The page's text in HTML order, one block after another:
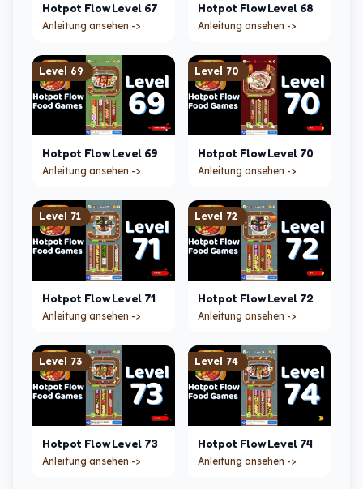
Hotpot Flow Level 67
Anleitung ansehen ->
Hotpot Flow Level 68
Anleitung ansehen ->
Level 69
Hotpot Flow Level 69
Anleitung ansehen ->
Level 70
Hotpot Flow Level 70
Anleitung ansehen ->
Level 71
Hotpot Flow Level 71
Anleitung ansehen ->
Level 72
Hotpot Flow Level 72
Anleitung ansehen ->
Level 73
Hotpot Flow Level 73
Anleitung ansehen ->
Level 74
Hotpot Flow Level 74
Anleitung ansehen ->